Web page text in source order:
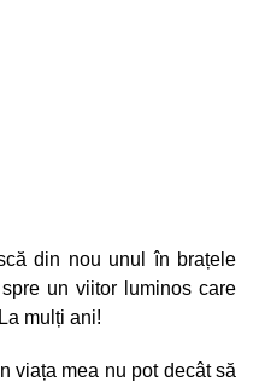
din nou unul în brațele
un viitor luminos care
mulți ani!
viața mea nu pot decât să